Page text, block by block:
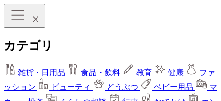
カテゴリ
雑貨・日用品 食品・飲料 教育 健康
ファ
ッション
ビューティ どうぶつ ベビー用品
マ